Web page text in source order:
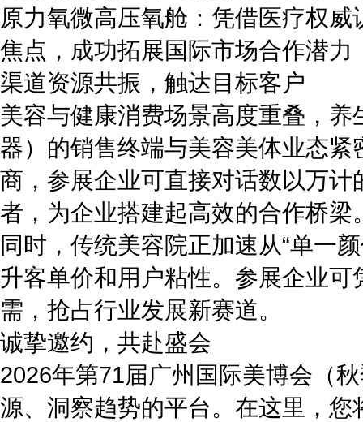
原力氧微高压氧舱：凭借医疗权
焦点，成功拓展国际市场合作潜力
渠道资源共振，触达目标客户
美容与健康消费场景高度重叠，
器）的销售终端与美容美体业态
商，参展企业可直接对话数以万
者，为企业搭建起高效的合作桥梁
同时，传统美容院正加速从“单一
升客单价和用户粘性。参展企业
需，抢占行业发展新赛道。
诚挚邀约，共赴盛会
2026年第71届广州国际美博会（
源、洞察趋势的平台。在这里，